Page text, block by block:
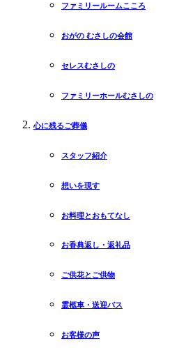
ファミリールームこころ
おがの むさしの会館
セレスむさしの
ファミリーホールむさしの
心に残るご葬儀
スタッフ紹介
想いを現す
お料理とおもてなし
お香典返し・返礼品
ご供花とご供物
霊柩車・送迎バス
お客様の声